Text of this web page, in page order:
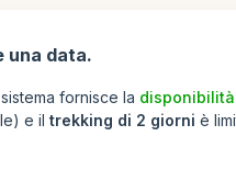
una data.
fornisce la disponibilità
e il trekking di 2 giorni è